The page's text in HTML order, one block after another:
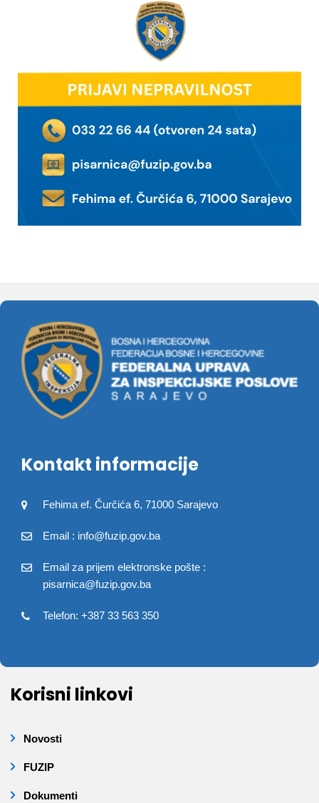
Kontakt informacije
Fehima ef. Čurčića 6, 71000 Sarajevo
Email : info@fuzip.gov.ba
Email za prijem elektronske pošte :
pisarnica@fuzip.gov.ba
Telefon: +387 33 563 350
Korisni linkovi
Novosti
FUZIP
Dokumenti